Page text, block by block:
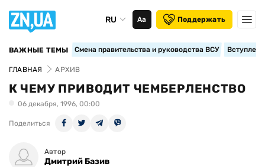
RU Аа Поддержать
ВАЖНЫЕ ТЕМЫ Смена правительства и руководства ВСУ
ГЛАВНАЯ АРХИВ
К ЧЕМУ ПРИВОДИТ ЧЕМБЕРЛЕНСТВО
06 декабря, 1996, 00:00
Поделиться
Автор
Дмитрий Базив